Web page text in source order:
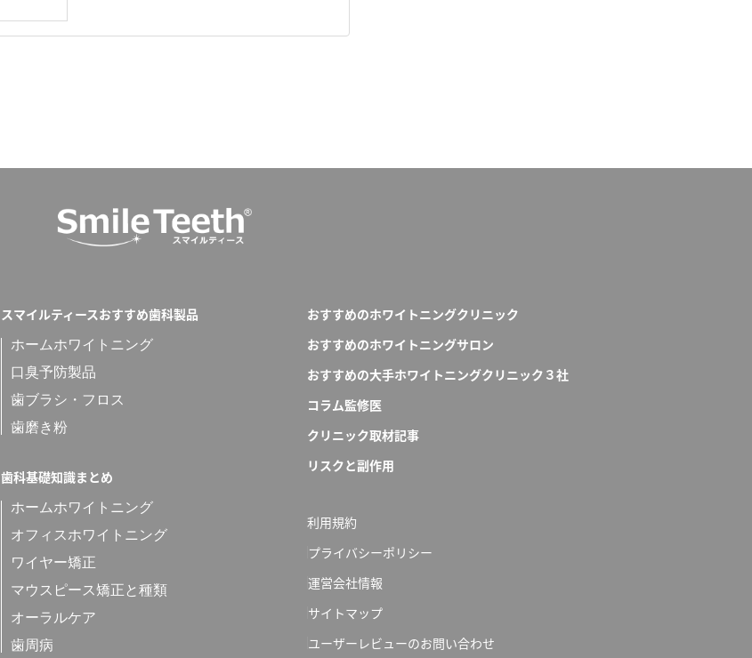
スマイルティースおすすめ歯科製品
ホームホワイトニング
口臭予防製品
歯ブラシ・フロス
歯磨き粉
歯科基礎知識まとめ
ホームホワイトニング
オフィスホワイトニング
ワイヤー矯正
マウスピース矯正と種類
オーラルケア
歯周病
おすすめのホワイトニングクリニック
おすすめのホワイトニングサロン
おすすめの大手ホワイトニングクリニック３社
コラム監修医
クリニック取材記事
リスクと副作用
利用規約
プライバシーポリシー
運営会社情報
サイトマップ
ユーザーレビューのお問い合わせ